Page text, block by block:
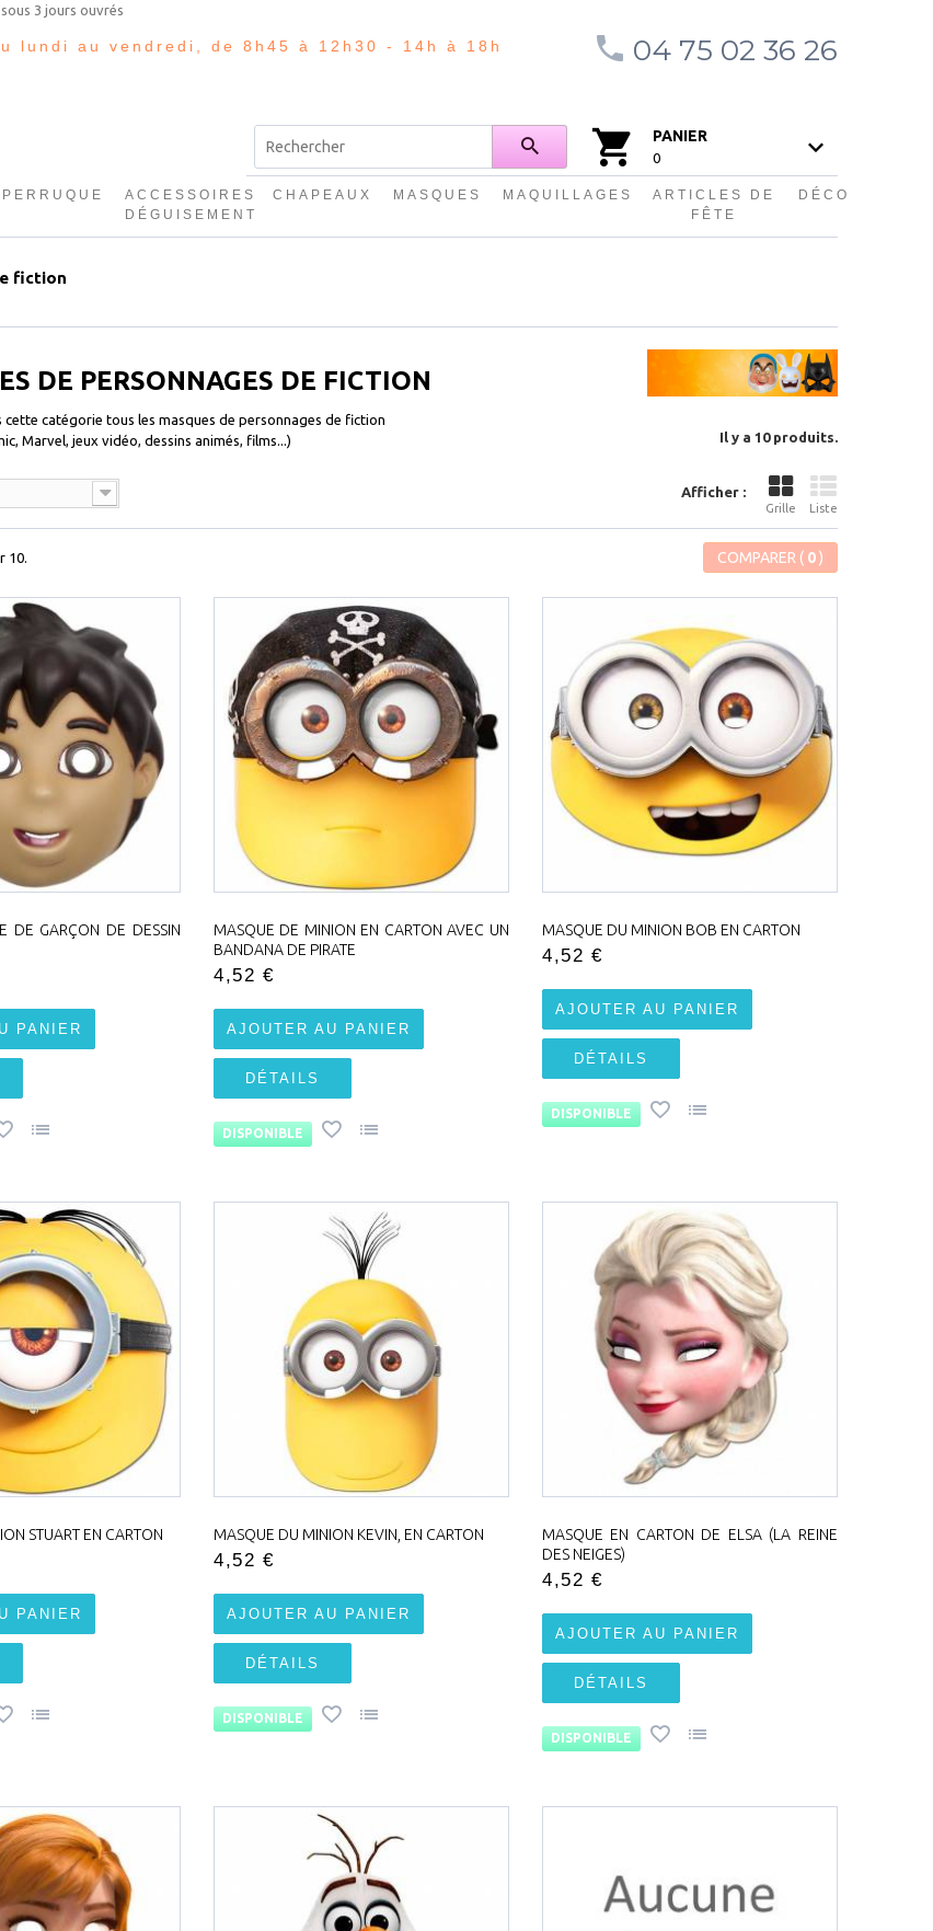
04 75 02 36 26
lundi au vendredi, de 8h45 à 12h30 - 14h à 18h
PANIER
0
PERRUQUE
ACCESSOIRES
DÉGUISEMENT
CHAPEAUX MASQUES MAQUILLAGES
ARTICLES DE
FÊTE
DÉCO
fiction
DE PERSONNAGES DE FICTION
cette catégorie tous les masques de personnages de fiction
Marvel, jeux vidéo, dessins animés, films...)
Il y a 10 produits.
Afficher :
Grille Liste
COMPARER ( 0)
10.
DE GARÇON DE DESSIN
PANIER
MASQUE DE MINION EN CARTON AVEC UN
BANDANA DE PIRATE
4,52 €
AJOUTER AU PANIER
DÉTAILS
DISPONIBLE
MASQUE DU MINION BOB EN CARTON
4,52 €
AJOUTER AU PANIER
DÉTAILS
DISPONIBLE
STUART EN CARTON
PANIER
MASQUE DU MINION KEVIN, EN CARTON
4,52 €
AJOUTER AU PANIER
DÉTAILS
DISPONIBLE
MASQUE EN CARTON DE ELSA (LA REINE
DES NEIGES)
4,52 €
AJOUTER AU PANIER
DÉTAILS
DISPONIBLE